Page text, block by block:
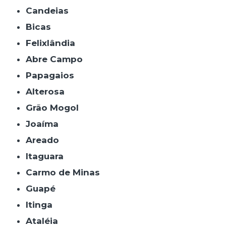
Candeias
Bicas
Felixlândia
Abre Campo
Papagaios
Alterosa
Grão Mogol
Joaíma
Areado
Itaguara
Carmo de Minas
Guapé
Itinga
Ataléia